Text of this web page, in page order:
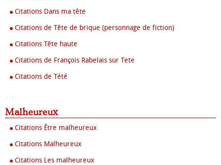
Citations Dans ma tête
Citations de Tête de brique (personnage de fiction)
Citations Tête haute
Citations de François Rabelais sur Tete
Citations de Tété
Malheureux
Citations Être malheureux
Citations Malheureux
Citations Les malheureux